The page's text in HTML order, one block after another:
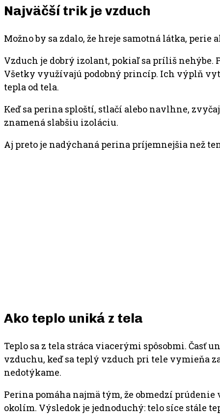
Najväčší trik je vzduch
Možno by sa zdalo, že hreje samotná látka,
Vzduch je dobrý izolant, pokiaľ sa príliš nehýbe.
Všetky využívajú podobný princíp. Ich výplň
tepla od tela.
Keď sa perina sploští, stlačí alebo navlhne,
znamená slabšiu izoláciu.
Aj preto je nadýchaná perina príjemnejšia než
Ako teplo uniká z tela
Teplo sa z tela stráca viacerými spôsobmi. Časť
vzduchu, keď sa teplý vzduch pri tele vymieňa
nedotýkame.
Perina pomáha najmä tým, že obmedzí
okolím. Výsledok je jednoduchý: telo síce stále